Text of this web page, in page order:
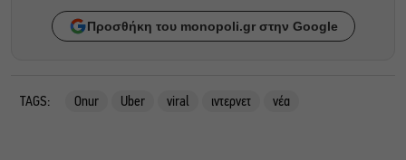
Προσθήκη του monopoli.gr στην Google
TAGS: Onur Uber viral ιντερνετ νέα